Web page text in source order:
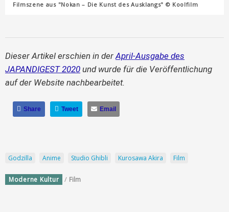
Filmszene aus "Nokan – Die Kunst des Ausklangs" © Koolfilm
Dieser Artikel erschien in derApril-Ausgabe des
JAPANDIGEST 2020 und wurde für die Veröffentlichung
auf der Website nachbearbeitet.
Share Tweet Email
Godzilla Anime Studio Ghibli Kurosawa Akira Film
Moderne Kultur / Film